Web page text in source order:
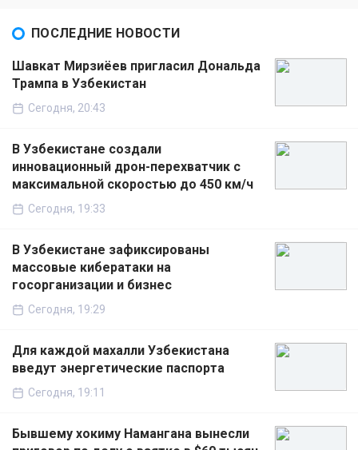
ПОСЛЕДНИЕ НОВОСТИ
Шавкат Мирзиёев пригласил Дональда
Трампа в Узбекистан
Сегодня, 20:43
В Узбекистане создали
инновационный дрон-перехватчик с
максимальной скоростью до 450 км/ч
Сегодня, 19:33
В Узбекистане зафиксированы
массовые кибератаки на
госорганизации и бизнес
Сегодня, 19:29
Для каждой махалли Узбекистана
введут энергетические паспорта
Сегодня, 19:11
Бывшему хокиму Намангана вынесли